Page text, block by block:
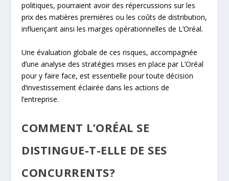
politiques, pourraient avoir des répercussions sur les
prix des matières premières ou les coûts de distribution,
influençant ainsi les marges opérationnelles de L’Oréal.
Une évaluation globale de ces risques, accompagnée
d’une analyse des stratégies mises en place par L’Oréal
pour y faire face, est essentielle pour toute décision
d’investissement éclairée dans les actions de
l’entreprise.
COMMENT L’ORÉAL SE
DISTINGUE-T-ELLE DE SES
CONCURRENTS?